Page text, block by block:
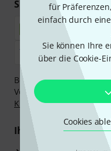
für
einfach durch
Sie können Ihre
über die Cookie-
Cookies
Sicher einkaufen &
Bezahlen Sie
Vorkasse, PayPal,
Klarna Ratenzahlung
Ihre Vorteile